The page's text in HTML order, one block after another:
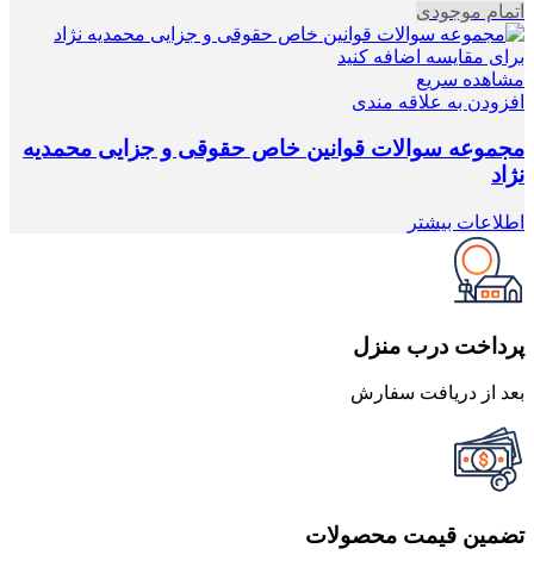
اتمام موجودی
برای مقایسه اضافه کنید
مشاهده سریع
افزودن به علاقه مندی
مجموعه سوالات قوانین خاص حقوقی و جزایی محمدیه
نژاد
اطلاعات بیشتر
پرداخت درب منزل
بعد از دریافت سفارش
تضمین قیمت محصولات